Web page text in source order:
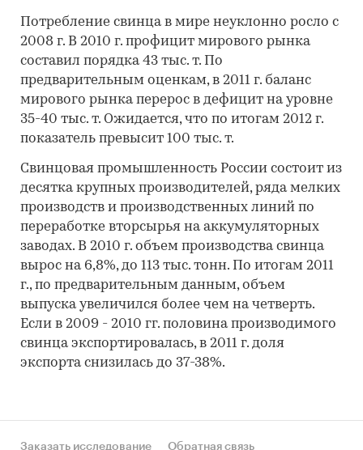
Потребление свинца в мире неуклонно росло с
2008 г. В 2010 г. профицит мирового рынка
составил порядка 43 тыс. т. По
предварительным оценкам, в 2011 г. баланс
мирового рынка перерос в дефицит на уровне
35-40 тыс. т. Ожидается, что по итогам 2012 г.
показатель превысит 100 тыс. т.
Свинцовая промышленность России состоит из
десятка крупных производителей, ряда мелких
производств и производственных линий по
переработке вторсырья на аккумуляторных
заводах. В 2010 г. объем производства свинца
вырос на 6,8%, до 113 тыс. тонн. По итогам 2011
г., по предварительным данным, объем
выпуска увеличился более чем на четверть.
Если в 2009 - 2010 гг. половина производимого
свинца экспортировалась, в 2011 г. доля
экспорта снизилась до 37-38%.
Заказать исследование Обратная связь